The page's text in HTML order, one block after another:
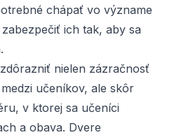
chápať vo význame
ich tak, aby sa
nielen zázračnosť
učeníkov, ale skôr
v ktorej sa učeníci
a obava. Dvere